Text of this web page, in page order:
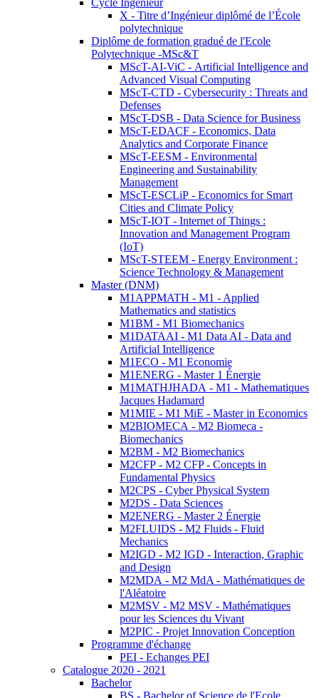
Cycle Ingénieur
X - Titre d’Ingénieur diplômé de l’École
polytechnique
Diplôme de formation gradué de l'Ecole
Polytechnique -MSc&T
MScT-AI-ViC - Artificial Intelligence and
Advanced Visual Computing
MScT-CTD - Cybersecurity : Threats and
Defenses
MScT-DSB - Data Science for Business
MScT-EDACF - Economics, Data
Analytics and Corporate Finance
MScT-EESM - Environmental
Engineering and Sustainability
Management
MScT-ESCLiP - Economics for Smart
Cities and Climate Policy
MScT-IOT - Internet of Things :
Innovation and Management Program
(IoT)
MScT-STEEM - Energy Environment :
Science Technology & Management
Master (DNM)
M1APPMATH - M1 - Applied
Mathematics and statistics
M1BM - M1 Biomechanics
M1DATAAI - M1 Data AI - Data and
Artificial Intelligence
M1ECO - M1 Economie
M1ENERG - Master 1 Énergie
M1MATHJHADA - M1 - Mathematiques
Jacques Hadamard
M1MIE - M1 MiE - Master in Economics
M2BIOMECA - M2 Biomeca -
Biomechanics
M2BM - M2 Biomechanics
M2CFP - M2 CFP - Concepts in
Fundamental Physics
M2CPS - Cyber Physical System
M2DS - Data Sciences
M2ENERG - Master 2 Énergie
M2FLUIDS - M2 Fluids - Fluid
Mechanics
M2IGD - M2 IGD - Interaction, Graphic
and Design
M2MDA - M2 MdA - Mathématiques de
l'Aléatoire
M2MSV - M2 MSV - Mathématiques
pour les Sciences du Vivant
M2PIC - Projet Innovation Conception
Programme d'échange
PEI - Echanges PEI
Catalogue 2020 - 2021
Bachelor
BS - Bachelor of Science de l'Ecole